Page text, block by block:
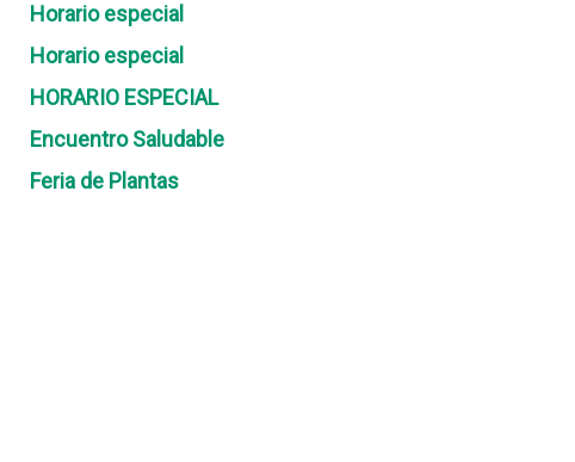
Horario especial
Horario especial
HORARIO ESPECIAL
Encuentro Saludable
Feria de Plantas